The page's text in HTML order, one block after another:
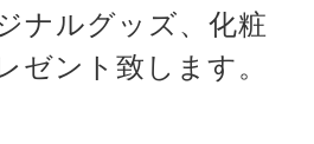
ナルグッズ、化粧
ゼント致します。